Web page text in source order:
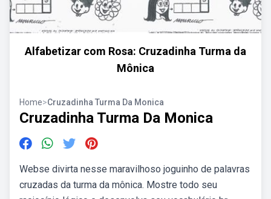
Alfabetizar com Rosa: Cruzadinha Turma da
Mônica
Home>Cruzadinha Turma Da Monica
Cruzadinha Turma Da Monica
Webse divirta nesse maravilhoso joguinho de palavras
cruzadas da turma da mônica. Mostre todo seu